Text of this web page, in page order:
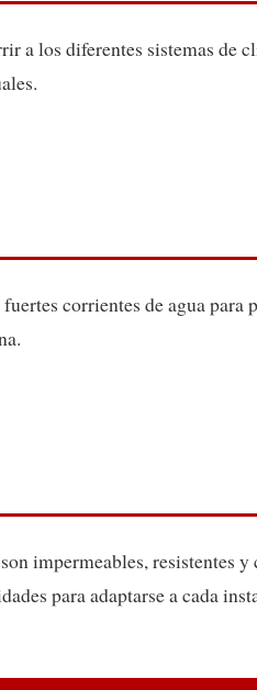
a los diferentes sistemas de
corrientes de agua para
impermeables, resistentes y
para adaptarse a cada